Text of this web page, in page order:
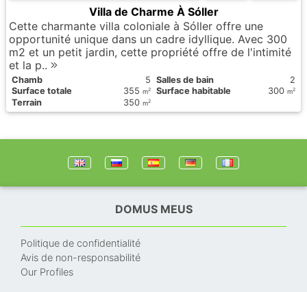
Villa de Charme À Sóller
Cette charmante villa coloniale à Sóller offre une
opportunité unique dans un cadre idyllique. Avec 300
m2 et un petit jardin, cette propriété offre de l'intimité
et la p..
Chamb 5 Salles de bain
2
Surface totale
355 m2 Surface habitable 300 m2
Terrain 350 m2
DOMUS MEUS
Politique de confidentialité
Avis de non-responsabilité
Our Profiles